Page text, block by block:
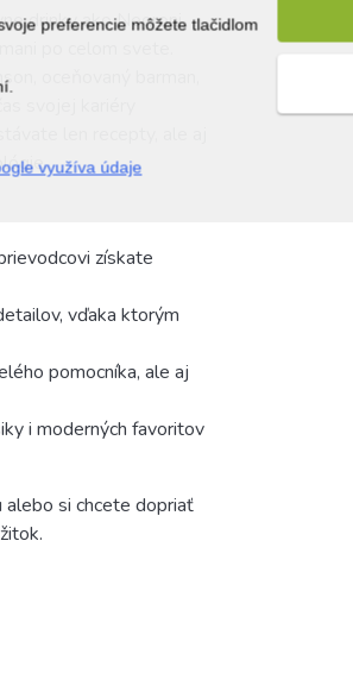
preferencie môžete tlačidlom
využíva údaje
drinky ako Negroni,
po celom svete.
oceňovaný barman,
svojej kariéry
len recepty, ale aj
získate
vďaka ktorým
pomocníka, ale aj
i moderných favoritov
alebo si chcete dopriať